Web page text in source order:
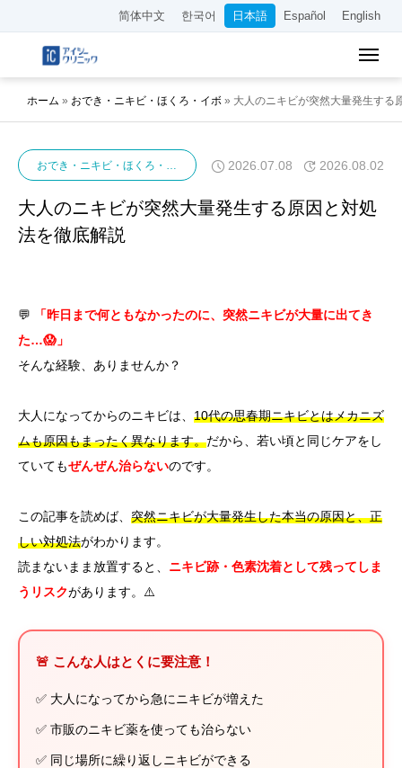
简体中文 한국어 日本語 Español English
ホーム » おでき・ニキビ・ほくろ・イボ » 大人のニキビが突然大量発生する
おでき・ニキビ・ほくろ・イボ ニキビ2026.07.08 2026.08.02
大人のニキビが突然大量発生する原因と対処
法を徹底解説
💬
「昨日まで何ともなかったのに、突然ニキビが大量に出てき
た…😱」
そんな経験、ありませんか？
大人になってからのニキビは、 10代の思春期ニキビとはメカニズ
ムも原因もまったく異なります。だから、若い頃と同じケアをし
ていてもぜんぜん治らないのです。
この記事を読めば、 突然ニキビが大量発生した本当の原因と、正
しい対処法がわかります。
読まないまま放置すると、 ニキビ跡・色素沈着として残ってしま
うリスクがあります。⚠️
🚨 こんな人はとくに要注意！
✅ 大人になってから急にニキビが増えた
✅ 市販のニキビ薬を使っても治らない
✅ 同じ場所に繰り返しニキビができる